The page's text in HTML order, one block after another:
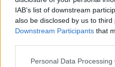
IAB’s list of downstream
also be disclosed by us to third
Downstream Participants that
Personal Data Processing